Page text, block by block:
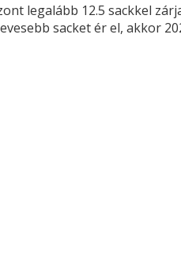
legalább 12.5 sackkel
sacket ér el, akkor